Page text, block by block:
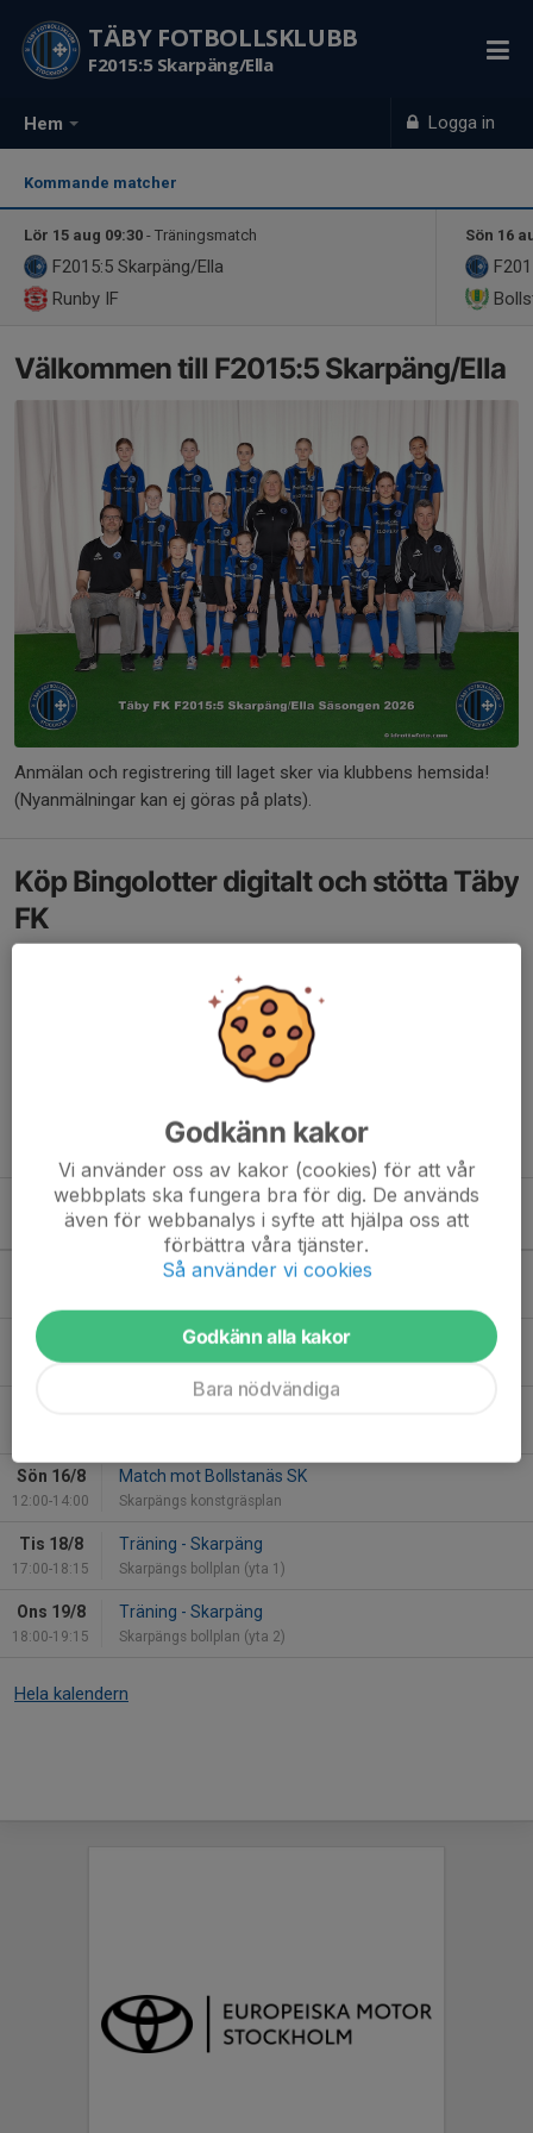
Hem Logga in
TÄBY FOTBOLLSKLUBB
F2015:5 Skarpäng/Ella
Kommande matcher
Lör 15 aug 09:30 - Träningsmatch
F2015:5 Skarpäng/Ella
Runby IF
Sön 16
Välkommen till F2015:5 Skarpäng/Ella
Anmälan och registrering till laget sker via klubbens hemsida!
(Nyanmälningar kan ej göras på plats).
Köp Bingolotter digitalt och stötta Täby
FK
så är det bara att klicka på bilden nedan!
Kommande aktiviteter
Träning - Skarpäng
Ons 12/8
18:00-19:15
Träning - Skarpäng
Skarpängs bollplan (yta 2)
Sön 16/8
12:00-14:00
Match mot Bollstanäs SK
Skarpängs konstgräsplan
Tis 18/8
17:00-18:15
Träning - Skarpäng
Skarpängs bollplan (yta 1)
Ons 19/8
18:00-19:15
Träning - Skarpäng
Skarpängs bollplan (yta 2)
Hela kalendern
Godkänn kakor
Vi använder oss av kakor (cookies) för att vår
webbplats ska fungera bra för dig. De används
även för webbanalys i syfte att hjälpa oss att
förbättra våra tjänster.
Så använder vi cookies
Godkänn alla kakor
Bara nödvändiga